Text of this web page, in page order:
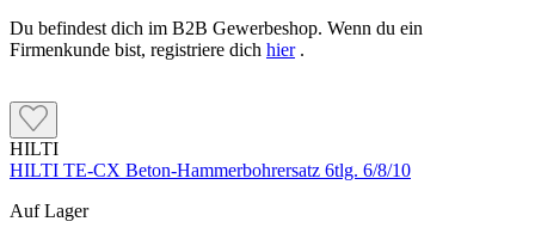
Du befindest dich im B2B Gewerbeshop. Wenn du ein
Firmenkunde bist, registriere dich hier.
HILTI
HILTI TE-CX Beton-Hammerbohrersatz 6tlg. 6/8/10
Auf Lager